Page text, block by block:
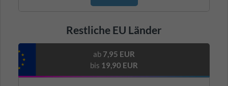
Restliche EU Länder
ab 7,95 EUR
bis 19,90 EUR